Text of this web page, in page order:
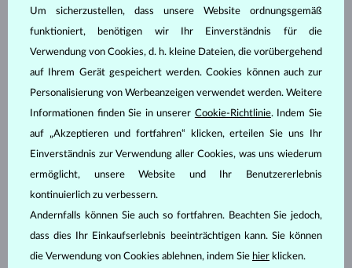
jeder die ordnungsgemäße Nutzung der Ware verhindert);
oder
wir die Frist für die Schadenregulierung nicht einhalten/die
des Garantieanspruchs behoben werden kann.
3.3.Die Ware wird nur ersetzt oder Geld wird zurückerstattet
(Rücktritt vom Vertrag), wenn Siedie Ware in dem Zustand
zurücksenden, in dem Sie sie erhalten haben
. Dies gilt nicht in
a) der Zustand sich infolge einer Inspektion zur Feststellung des
Mangels verändert hat; oder
b) Sie die Ware verwendet haben, bevor der Mangel festgestellt
wurde; oder
Um sicherzustellen, dass unsere Website ordnungsgemäß
funktioniert, benötigen wir Ihr Einverständnis für die
Verwendung von Cookies, d. h. kleine Dateien, die vorübergehend
auf Ihrem Gerät gespeichert werden. Cookies können auch zur
Personalisierung von Werbeanzeigen verwendet werden. Weitere
Informationen finden Sie in unserer Cookie-Richtlinie. Indem Sie
auf „Akzeptieren und fortfahren“ klicken, erteilen Sie uns Ihr
Einverständnis zur Verwendung aller Cookies, was uns wiederum
ermöglicht, unsere Website und Ihr Benutzererlebnis
kontinuierlich zu verbessern.
Andernfalls können Sie auch so fortfahren. Beachten Sie jedoch,
dass dies Ihr Einkaufserlebnis beeinträchtigen kann. Sie können
die Verwendung von Cookies ablehnen, indem Sie hier klicken.